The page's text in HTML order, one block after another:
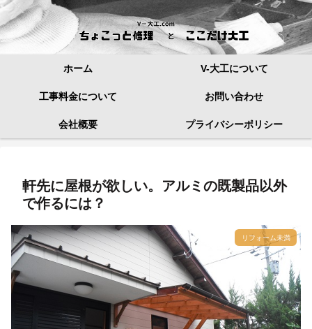
ホーム V-大工について
工事料金について お問い合わせ
会社概要 プライバシーポリシー
軒先に屋根が欲しい。アルミの既製品以外
で作るには？
リフォーム未満